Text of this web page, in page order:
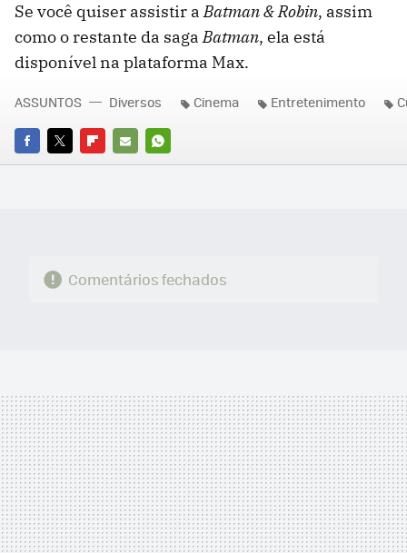
Se você quiser assistir aBatman & Robin, assim
como o restante da sagaBatman, ela está
disponível na plataforma Max.
FACEBOOK
TWITTERFLIPBOARD
E-
WHATSAPP
ASSUNTOS Diversos Cinema Entretenimento
Comentários fechados